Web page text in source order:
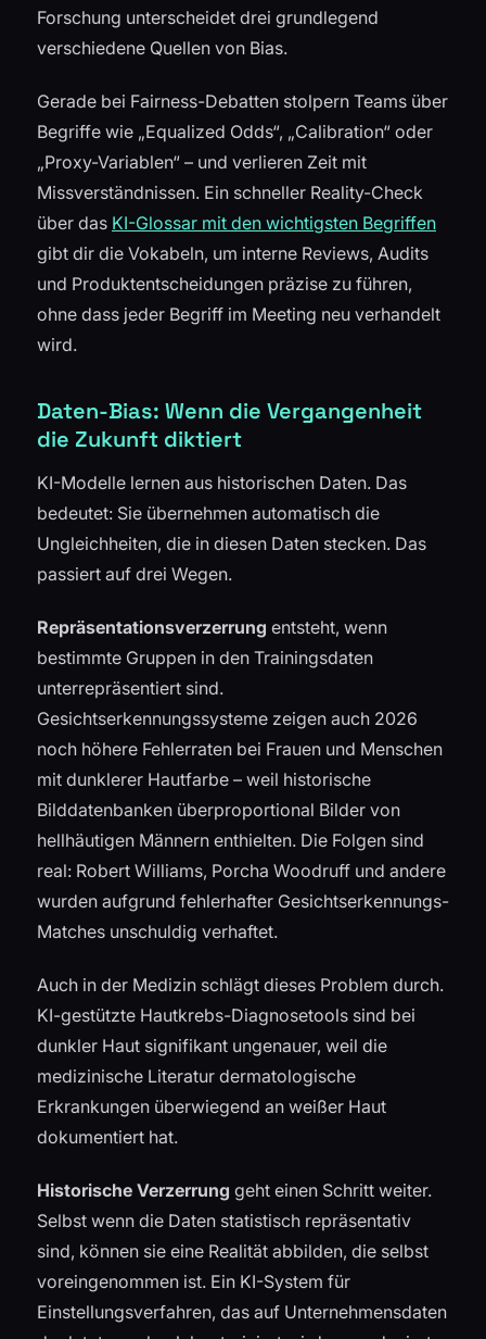
Forschung unterscheidet drei grundlegend
verschiedene Quellen von Bias.
Gerade bei Fairness-Debatten stolpern Teams über
Begriffe wie „Equalized Odds“, „Calibration“ oder
„Proxy-Variablen“ – und verlieren Zeit mit
Missverständnissen. Ein schneller Reality-Check
über das KI-Glossar mit den wichtigsten Begriffen
gibt dir die Vokabeln, um interne Reviews, Audits
und Produktentscheidungen präzise zu führen,
ohne dass jeder Begriff im Meeting neu verhandelt
wird.
Daten-Bias: Wenn die Vergangenheit
die Zukunft diktiert
KI-Modelle lernen aus historischen Daten. Das
bedeutet: Sie übernehmen automatisch die
Ungleichheiten, die in diesen Daten stecken. Das
passiert auf drei Wegen.
Repräsentationsverzerrung entsteht, wenn
bestimmte Gruppen in den Trainingsdaten
unterrepräsentiert sind.
Gesichtserkennungssysteme zeigen auch 2026
noch höhere Fehlerraten bei Frauen und Menschen
mit dunklerer Hautfarbe – weil historische
Bilddatenbanken überproportional Bilder von
hellhäutigen Männern enthielten. Die Folgen sind
real: Robert Williams, Porcha Woodruff und andere
wurden aufgrund fehlerhafter Gesichtserkennungs-
Matches unschuldig verhaftet.
Auch in der Medizin schlägt dieses Problem durch.
KI-gestützte Hautkrebs-Diagnosetools sind bei
dunkler Haut signifikant ungenauer, weil die
medizinische Literatur dermatologische
Erkrankungen überwiegend an weißer Haut
dokumentiert hat.
Historische Verzerrung geht einen Schritt weiter.
Selbst wenn die Daten statistisch repräsentativ
sind, können sie eine Realität abbilden, die selbst
voreingenommen ist. Ein KI-System für
Einstellungsverfahren, das auf Unternehmensdaten